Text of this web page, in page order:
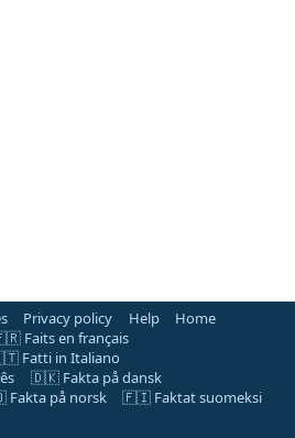
Privacy policy Help
Home
Faits en français
Fatti in Italiano
🇩🇰 Fakta på dansk
på norsk
🇫🇮 Faktat suomeksi